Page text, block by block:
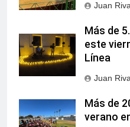
Juan
Más de
este
Línea
Juan
Más de
verano